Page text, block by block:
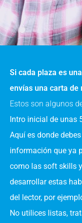
Si cada plaza es
envías una carta de
Estos son algunos
Intro inicial de unas
Aquí es donde
información que ya
como las soft skills
desarrollar estas
del lector, por
No utilices listas,